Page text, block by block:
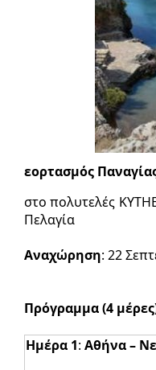
εορτασμός
στο πολυτελές
Πελαγία
Αναχώρηση: 22
Πρόγραμμα (4
Ημέρα 1: Aθήνα –